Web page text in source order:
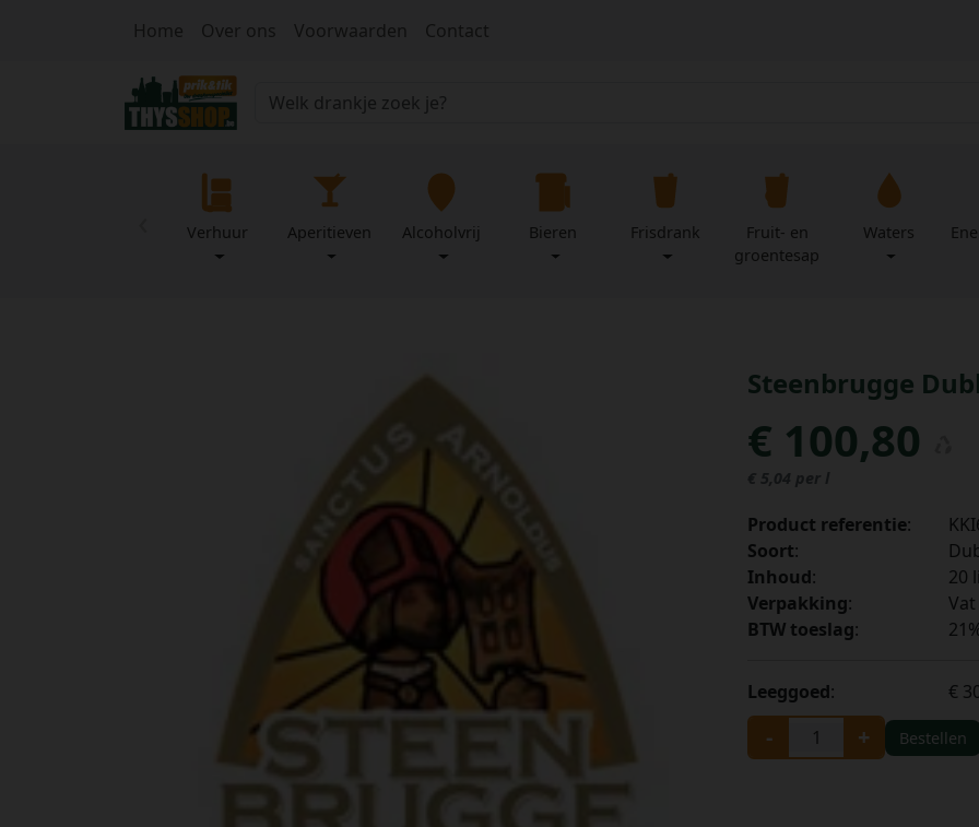
Home Over ons Voorwaarden Contact
Verhuur Aperitieven Alcoholvrij Bieren Frisdrank
Fruit- en
groentesap
Waters
Steenbrugge
€ 100,80
€ 5,04 per l
Product referentie:
Soort:
Inhoud:
20
Verpakking:
Vat
BTW toeslag:
Leeggoed: €
- + Bestellen